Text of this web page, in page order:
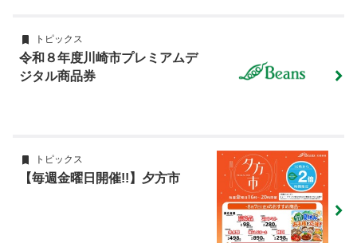
トピックス
令和８年度川崎市プレミアムデ
ジタル商品券
トピックス
【毎週金曜日開催!!】夕方市